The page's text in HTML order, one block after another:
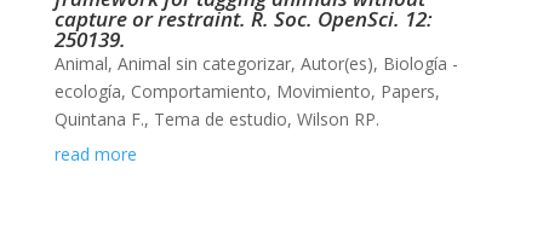
capture or restraint. R. Soc. OpenSci. 12:
250139.
Animal, Animal sin categorizar, Autor(es), Biología -
ecología, Comportamiento, Movimiento, Papers,
Quintana F., Tema de estudio, Wilson RP.
read more